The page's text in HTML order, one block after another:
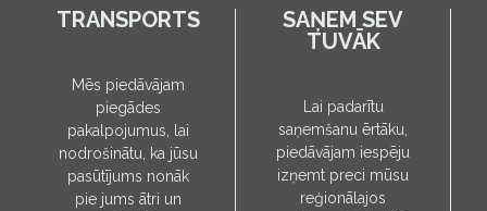
TRANSPORTS
Mēs piedāvājam
piegādes
pakalpojumus, lai
nodrošinātu, ka jūsu
pasūtījums nonāk
pie jums ātri un
SAŅEM SEV
TUVĀK
Lai padarītu
saņemšanu ērtāku,
piedāvājam iespēju
izņemt preci mūsu
reģionālajos